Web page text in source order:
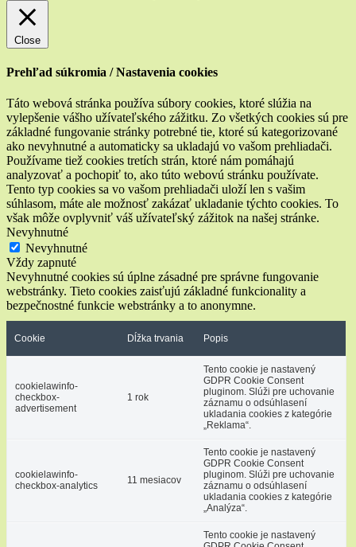
Close
Prehľad súkromia / Nastavenia cookies
Táto webová stránka používa súbory cookies, ktoré slúžia na
vylepšenie vášho užívateľského zážitku. Zo všetkých cookies sú pre
základné fungovanie stránky potrebné tie, ktoré sú kategorizované
ako nevyhnutné a automaticky sa ukladajú vo vašom prehliadači.
Používame tiež cookies tretích strán, ktoré nám pomáhajú
analyzovať a pochopiť to, ako túto webovú stránku používate.
Tento typ cookies sa vo vašom prehliadači uloží len s vašim
súhlasom, máte ale možnosť zakázať ukladanie týchto cookies. To
však môže ovplyvniť váš užívateľský zážitok na našej stránke.
Nevyhnutné
Nevyhnutné
Vždy zapnuté
Nevyhnutné cookies sú úplne zásadné pre správne fungovanie
webstránky. Tieto cookies zaisťujú základné funkcionality a
bezpečnostné funkcie webstránky a to anonymne.
Cookie Dĺžka trvania Popis
cookielawinfo-
checkbox-
advertisement
1 rok
Tento cookie je nastavený
GDPR Cookie Consent
pluginom. Slúži pre uchovanie
záznamu o odsúhlasení
ukladania cookies z kategórie
„Reklama“.
cookielawinfo-
checkbox-analytics
11 mesiacov
Tento cookie je nastavený
GDPR Cookie Consent
pluginom. Slúži pre uchovanie
záznamu o odsúhlasení
ukladania cookies z kategórie
„Analýza“.
Tento cookie je nastavený